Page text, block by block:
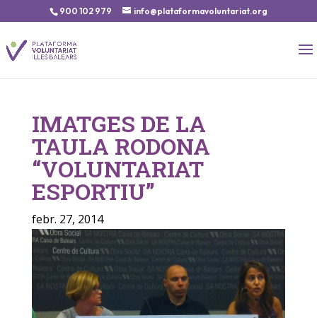
900 102 979 info@plataformavoluntariat.org
IMATGES DE LA
TAULA RODONA
“VOLUNTARIAT
ESPORTIU”
febr. 27, 2014